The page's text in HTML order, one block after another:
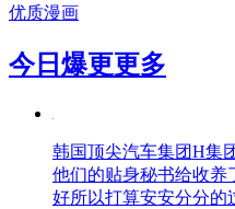
优质漫画
今日爆更更多
韩国顶尖汽车集团H集
他们的贴身秘书给收养
好所以打算安安分分的